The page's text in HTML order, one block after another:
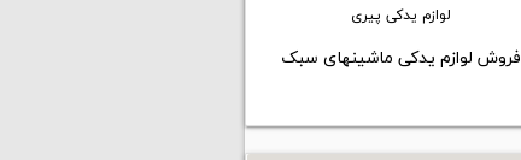
لوازم یدکی پیری
فروش لوازم یدکی ماشینهای سبک